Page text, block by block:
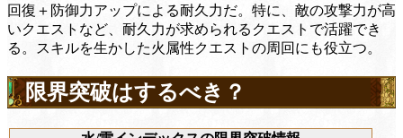
回復＋防御力アップによる耐久力だ。特に、敵の攻撃力が高
いクエストなど、耐久力が求められるクエストで活躍でき
る。スキルを生かした火属性クエストの周回にも役立つ。
限界突破はするべき？